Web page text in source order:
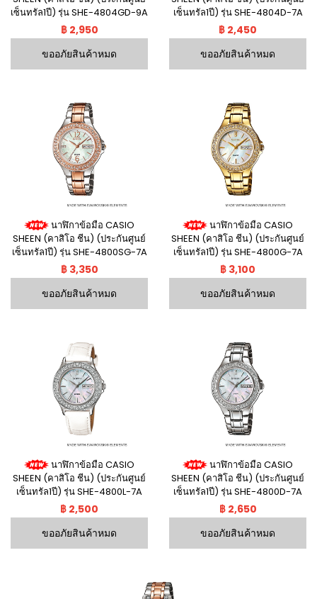
เซ็นทรัล1ปี) รุ่น SHE-4804GD-9A
฿ 2,950
ขออภัยสินค้าหมด
เซ็นทรัล1ปี) รุ่น SHE-4804D-7A
฿ 2,450
ขออภัยสินค้าหมด
นาฬิกาข้อมือ CASIO
SHEEN (คาสิโอ ชีน) (ประกันศูนย์
เซ็นทรัล1ปี) รุ่น SHE-4800SG-7A
฿ 3,350
ขออภัยสินค้าหมด
นาฬิกาข้อมือ CASIO
SHEEN (คาสิโอ ชีน) (ประกันศูนย์
เซ็นทรัล1ปี) รุ่น SHE-4800G-7A
฿ 3,100
ขออภัยสินค้าหมด
นาฬิกาข้อมือ CASIO
SHEEN (คาสิโอ ชีน) (ประกันศูนย์
เซ็นทรัล1ปี) รุ่น SHE-4800L-7A
฿ 2,500
ขออภัยสินค้าหมด
นาฬิกาข้อมือ CASIO
SHEEN (คาสิโอ ชีน) (ประกันศูนย์
เซ็นทรัล1ปี) รุ่น SHE-4800D-7A
฿ 2,650
ขออภัยสินค้าหมด